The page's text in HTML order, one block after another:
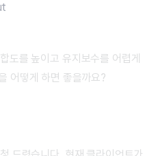
도를 높이고 유지보수를 어렵게
어떻게 하면 좋을까요?